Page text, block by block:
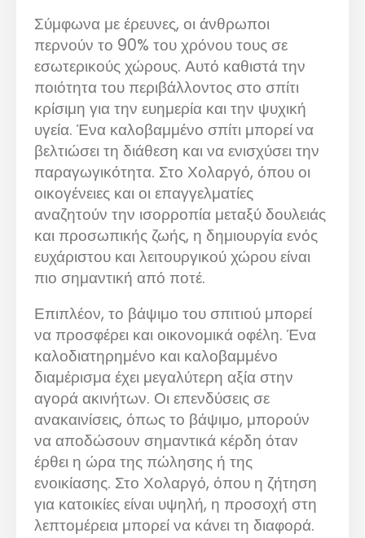
Σύμφωνα με έρευνες, οι άνθρωποι
περνούν το 90% του χρόνου τους σε
εσωτερικούς χώρους. Αυτό καθιστά την
ποιότητα του περιβάλλοντος στο σπίτι
κρίσιμη για την ευημερία και την ψυχική
υγεία. Ένα καλοβαμμένο σπίτι μπορεί να
βελτιώσει τη διάθεση και να ενισχύσει την
παραγωγικότητα. Στο Χολαργό, όπου οι
οικογένειες και οι επαγγελματίες
αναζητούν την ισορροπία μεταξύ δουλειάς
και προσωπικής ζωής, η δημιουργία ενός
ευχάριστου και λειτουργικού χώρου είναι
πιο σημαντική από ποτέ.
Επιπλέον, το βάψιμο του σπιτιού μπορεί
να προσφέρει και οικονομικά οφέλη. Ένα
καλοδιατηρημένο και καλοβαμμένο
διαμέρισμα έχει μεγαλύτερη αξία στην
αγορά ακινήτων. Οι επενδύσεις σε
ανακαινίσεις, όπως το βάψιμο, μπορούν
να αποδώσουν σημαντικά κέρδη όταν
έρθει η ώρα της πώλησης ή της
ενοικίασης. Στο Χολαργό, όπου η ζήτηση
για κατοικίες είναι υψηλή, η προσοχή στη
λεπτομέρεια μπορεί να κάνει τη διαφορά.